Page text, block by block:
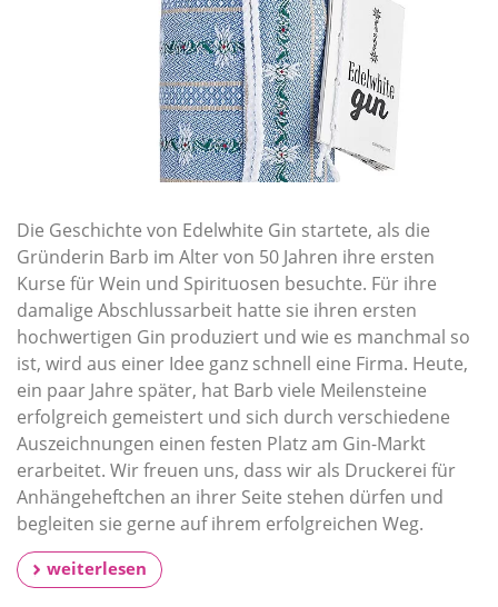
Die Geschichte von Edelwhite Gin startete, als die
Gründerin Barb im Alter von 50 Jahren ihre ersten
Kurse für Wein und Spirituosen besuchte. Für ihre
damalige Abschlussarbeit hatte sie ihren ersten
hochwertigen Gin produziert und wie es manchmal so
ist, wird aus einer Idee ganz schnell eine Firma. Heute,
ein paar Jahre später, hat Barb viele Meilensteine
erfolgreich gemeistert und sich durch verschiedene
Auszeichnungen einen festen Platz am Gin-Markt
erarbeitet. Wir freuen uns, dass wir als Druckerei für
Anhängeheftchen an ihrer Seite stehen dürfen und
begleiten sie gerne auf ihrem erfolgreichen Weg.
weiterlesen